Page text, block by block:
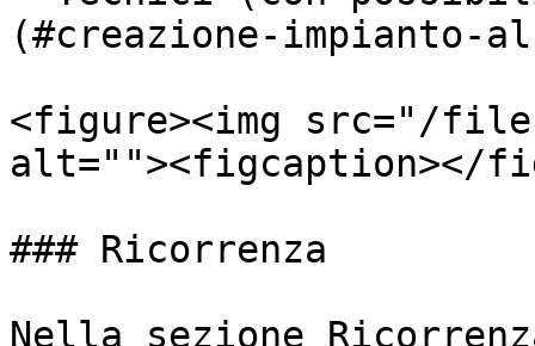
(#creazione-impianto-
<figure><img src="/files/
alt=""><figcaption></
### Ricorrenza
Nella sezione